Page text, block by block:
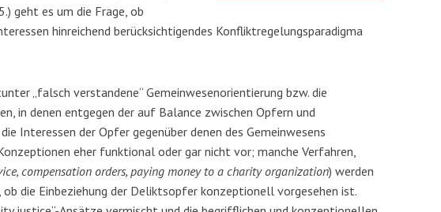
geht es um die Frage, ob
hinreichend berücksichtigendes Konfliktregelungsparadigma
„falsch verstandene“ Gemeinwesenorientierung bzw. die
in denen entgegen der auf Balance zwischen Opfern und
Interessen der Opfer gegenüber denen des Gemeinwesens
eher funktional oder gar nicht vor; manche Verfahren,
compensation orders, paying money to a charity organization) werden
ob die Einbeziehung der Deliktsopfer konzeptionell vorgesehen ist.